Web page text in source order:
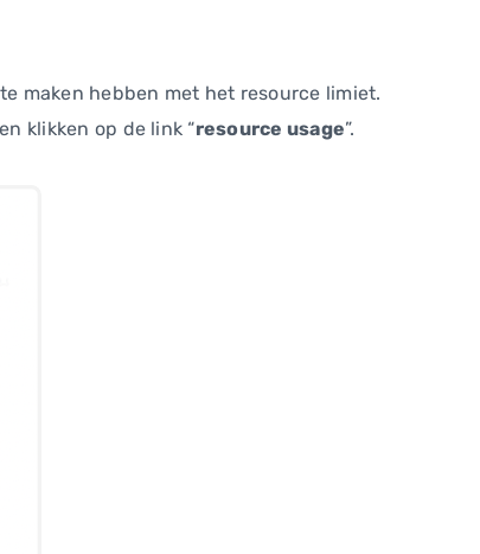
maken hebben met het resource limiet.
klikken op de link “resource usage”.